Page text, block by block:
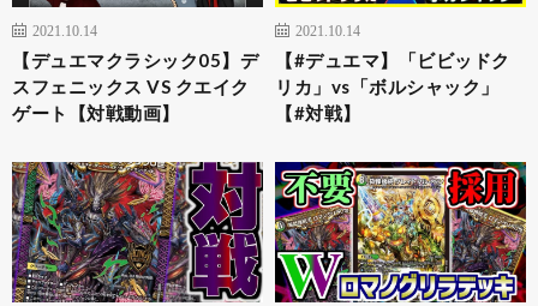
2021.10.14
【デュエマクラシック05】デ
スフェニックス VS クエイク
ゲート【対戦動画】
2021.10.14
【#デュエマ】「ビビッドク
リカ」vs「ボルシャック」
【#対戦】